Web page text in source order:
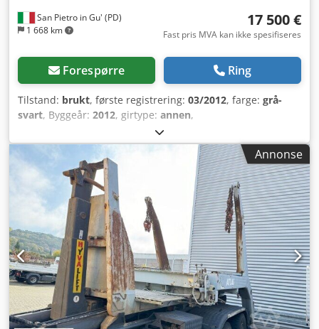
San Pietro in Gu' (PD)
1 668 km
17 500 €
Fast pris MVA kan ikke spesifiseres
Forespørre Ring
Tilstand: brukt, første registrering: 03/2012, farge: grå-
svart, Byggeår: 2012, girtype: annen,
Annonse